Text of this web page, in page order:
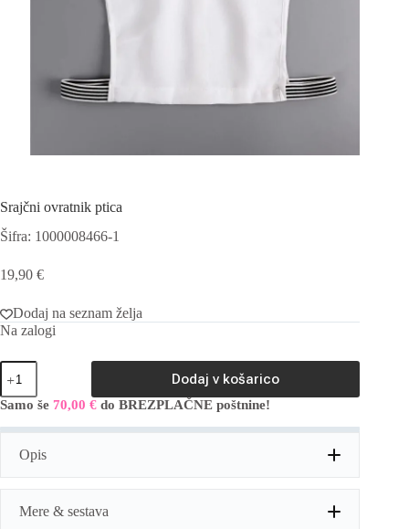
Srajčni ovratnik ptica
Šifra: 1000008466-1
19,90 €
Dodaj na seznam želja
Na zalogi
Srajčni
ovratnik
ptica
količina
Dodaj v košarico
A
Samo še 70,00 € do BREZPLAČNE poštnine!
Opis
Mere & sestava